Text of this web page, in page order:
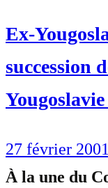
Ex-
succession
27 février 2001
À la une du